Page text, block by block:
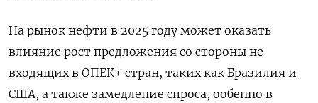
На рынок нефти в 2025 году может оказать
влияние рост предложения со стороны не
входящих в ОПЕК+ стран, таких как Бразилия и
США, а также замедление спроса, ообенно в